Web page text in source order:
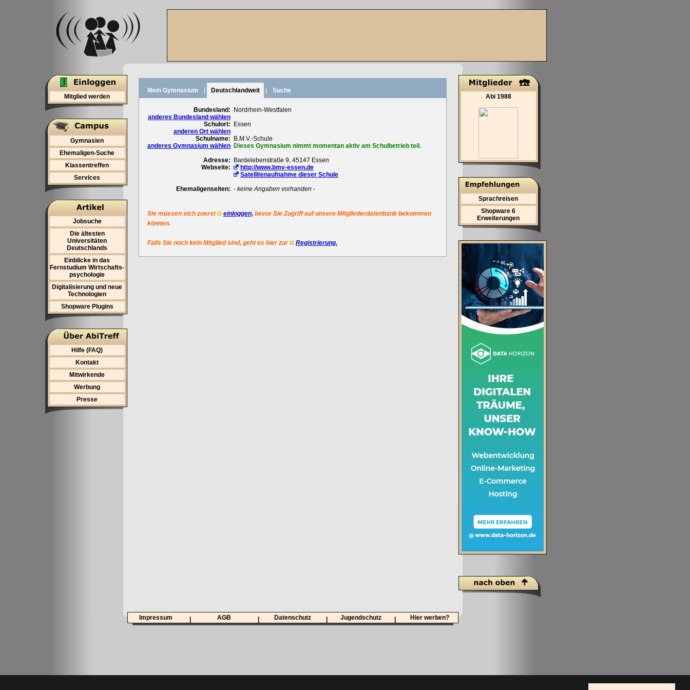
Mitglied werden
Gymnasien
Ehemaligen-Suche
Klassentreffen
Services
Jobsuche
Die ältesten
Universitäten
Deutschlands
Einblicke in das
Fernstudium Wirtschafts-
psychologie
Digitalisierung und neue
Technologien
Shopware Plugins
Hilfe (FAQ)
Kontakt
Mitwirkende
Werbung
Presse
Mein Gymnasium Deutschlandweit Suche
Bundesland:
anderes Bundesland wählen
Nordrhein-Westfalen
Schulort:
anderen Ort wählen
Essen
Schulname:
anderes Gymnasium wählen
B.M.V.-Schule
Dieses Gymnasium nimmt momentan aktiv am Schulbetrieb teil.
Adresse:
Bardelebenstraße 9, 45147 Essen
Webseite:
http://www.bmv-essen.de
Satellitenaufnahme dieser Schule
Ehemaligenseiten: - keine Angaben vorhanden -
Sie müssen sich zuerst einloggen, bevor Sie Zugriff auf unsere Mitgliederdatenbank bekommen
können.
Falls Sie noch kein Mitglied sind, geht es hier zur Registrierung.
Abi 1988
Sprachreisen
Shopware 6
Erweiterungen
Impressum AGB Datenschutz Jugendschutz Hier werben?